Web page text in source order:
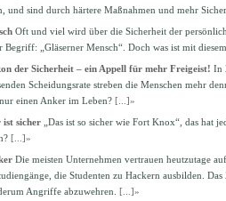
und sind durch härtere Maßnahmen und mehr
Oft und viel wird über die Sicherheit der
Begriff: „Gläserner Mensch“. Doch was ist mit
der Sicherheit – ein Appell für mehr Freigeist! In
Scheidungsrate streben die Menschen mehr
einen Anker im Leben? [...]»
sicher
„Das ist so sicher wie Fort Knox“, das hat
[...]»
Die meisten Unternehmen vertrauen heutzutage
die Studenten zu Hackern ausbilden.
Angriffe abzuwehren. [...]»